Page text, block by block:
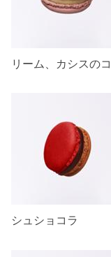
リーム、カシスの
シュショコラ